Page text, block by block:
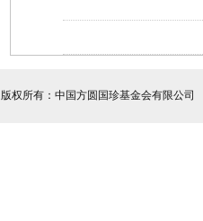
版权所有：中国方圆国珍基金会有限公